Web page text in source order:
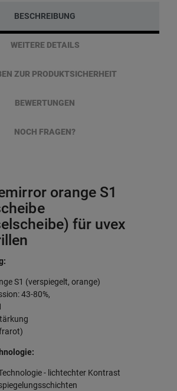
BESCHREIBUNG
WEITERE DETAILS
ZUR PRODUKTSICHERHEIT
BEWERTUNGEN
NOCH FRAGEN?
orange S1
für uvex
S1 (verspiegelt, orange)
43-80%,
- lichtechter Kontrast